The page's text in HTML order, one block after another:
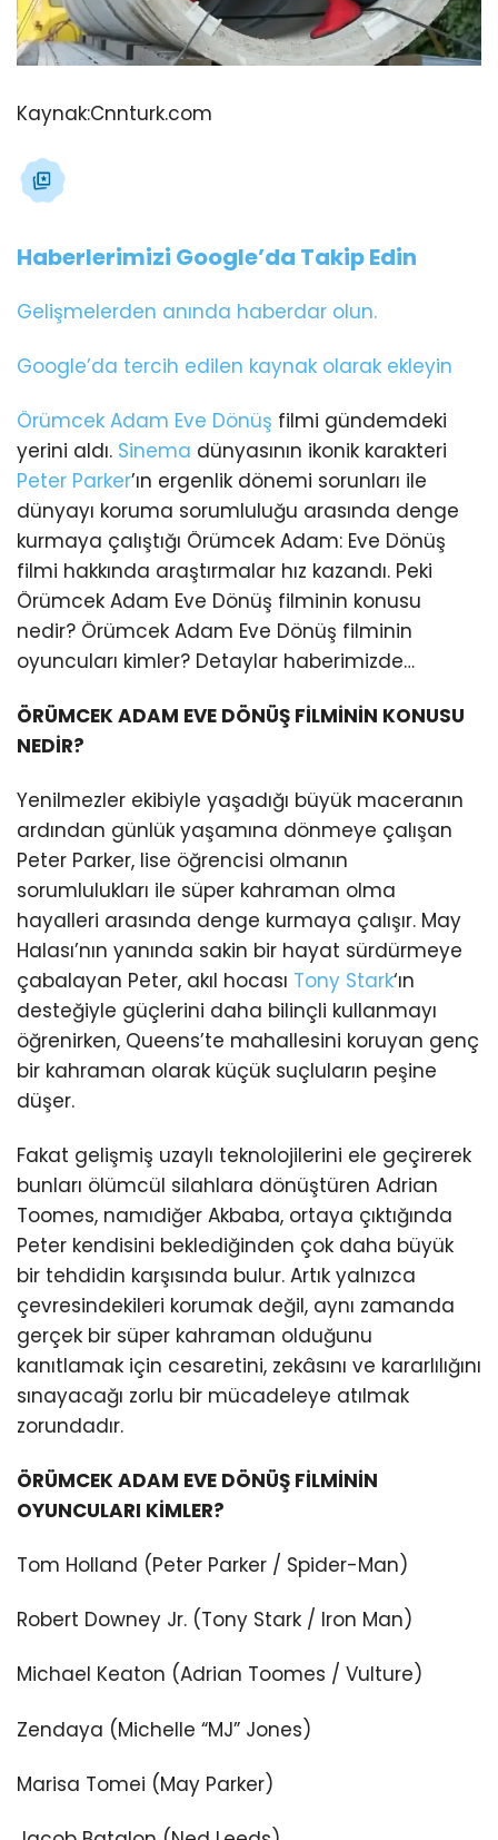
Kaynak:Cnnturk.com
Haberlerimizi Google’da Takip Edin
Gelişmelerden anında haberdar olun.
Google’da tercih edilen kaynak olarak ekleyin
Örümcek Adam Eve Dönüş filmi gündemdeki
yerini aldı. Sinema dünyasının ikonik karakteri
Peter Parker’ın ergenlik dönemi sorunları ile
dünyayı koruma sorumluluğu arasında denge
kurmaya çalıştığı Örümcek Adam: Eve Dönüş
filmi hakkında araştırmalar hız kazandı. Peki
Örümcek Adam Eve Dönüş filminin konusu
nedir? Örümcek Adam Eve Dönüş filminin
oyuncuları kimler? Detaylar haberimizde…
ÖRÜMCEK ADAM EVE DÖNÜŞ FİLMİNİN KONUSU
NEDİR?
Yenilmezler ekibiyle yaşadığı büyük maceranın
ardından günlük yaşamına dönmeye çalışan
Peter Parker, lise öğrencisi olmanın
sorumlulukları ile süper kahraman olma
hayalleri arasında denge kurmaya çalışır. May
Halası’nın yanında sakin bir hayat sürdürmeye
çabalayan Peter, akıl hocası Tony Stark‘ın
desteğiyle güçlerini daha bilinçli kullanmayı
öğrenirken, Queens’te mahallesini koruyan genç
bir kahraman olarak küçük suçluların peşine
düşer.
Fakat gelişmiş uzaylı teknolojilerini ele geçirerek
bunları ölümcül silahlara dönüştüren Adrian
Toomes, namıdiğer Akbaba, ortaya çıktığında
Peter kendisini beklediğinden çok daha büyük
bir tehdidin karşısında bulur. Artık yalnızca
çevresindekileri korumak değil, aynı zamanda
gerçek bir süper kahraman olduğunu
kanıtlamak için cesaretini, zekâsını ve kararlılığını
sınayacağı zorlu bir mücadeleye atılmak
zorundadır.
ÖRÜMCEK ADAM EVE DÖNÜŞ FİLMİNİN
OYUNCULARI KİMLER?
Tom Holland (Peter Parker / Spider-Man)
Robert Downey Jr. (Tony Stark / Iron Man)
Michael Keaton (Adrian Toomes / Vulture)
Zendaya (Michelle “MJ” Jones)
Marisa Tomei (May Parker)